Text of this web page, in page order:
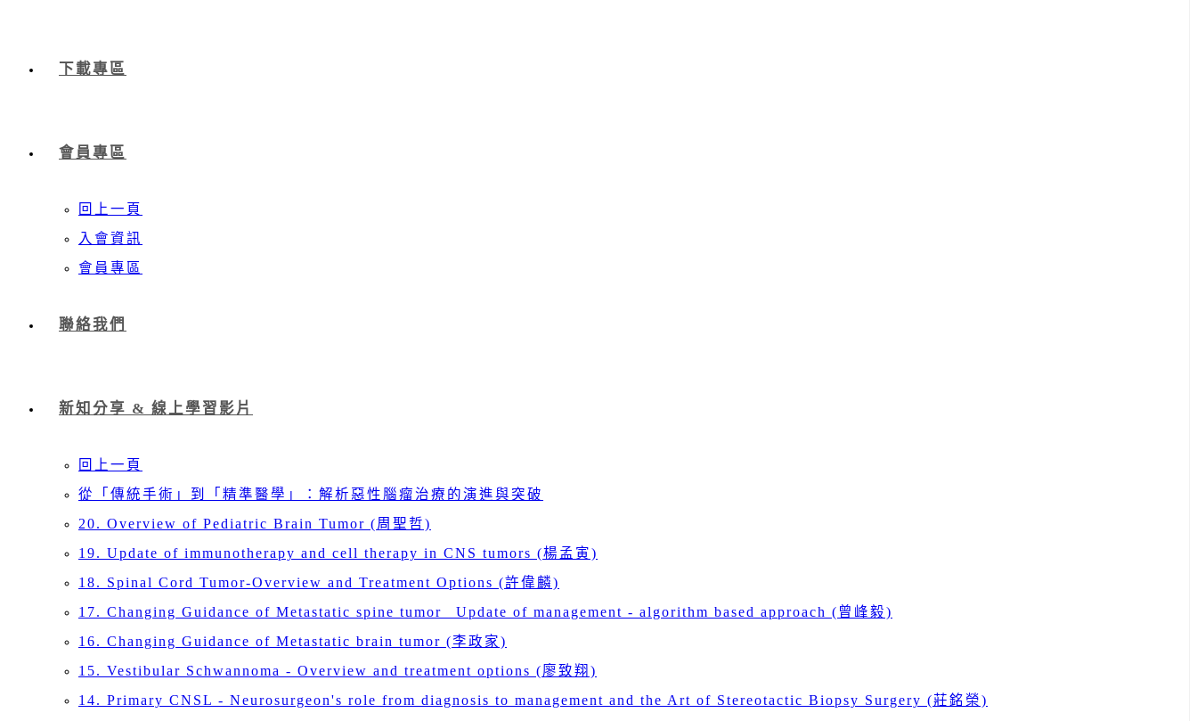
下載專區
會員專區
回上一頁
入會資訊
會員專區
聯絡我們
新知分享 & 線上學習影片
回上一頁
從「傳統手術」到「精準醫學」：解析惡性腦瘤治療的演進與突破
20. Overview of Pediatric Brain Tumor (周聖哲)
19. Update of immunotherapy and cell therapy in CNS tumors (楊孟寅)
18. Spinal Cord Tumor-Overview and Treatment Options (許偉麟)
17. Changing Guidance of Metastatic spine tumor _Update of management - algorithm based approach (曾峰毅)
16. Changing Guidance of Metastatic brain tumor (李政家)
15. Vestibular Schwannoma - Overview and treatment options (廖致翔)
14. Primary CNSL - Neurosurgeon's role from diagnosis to management and the Art of Stereotactic Biopsy Surgery (莊銘榮)